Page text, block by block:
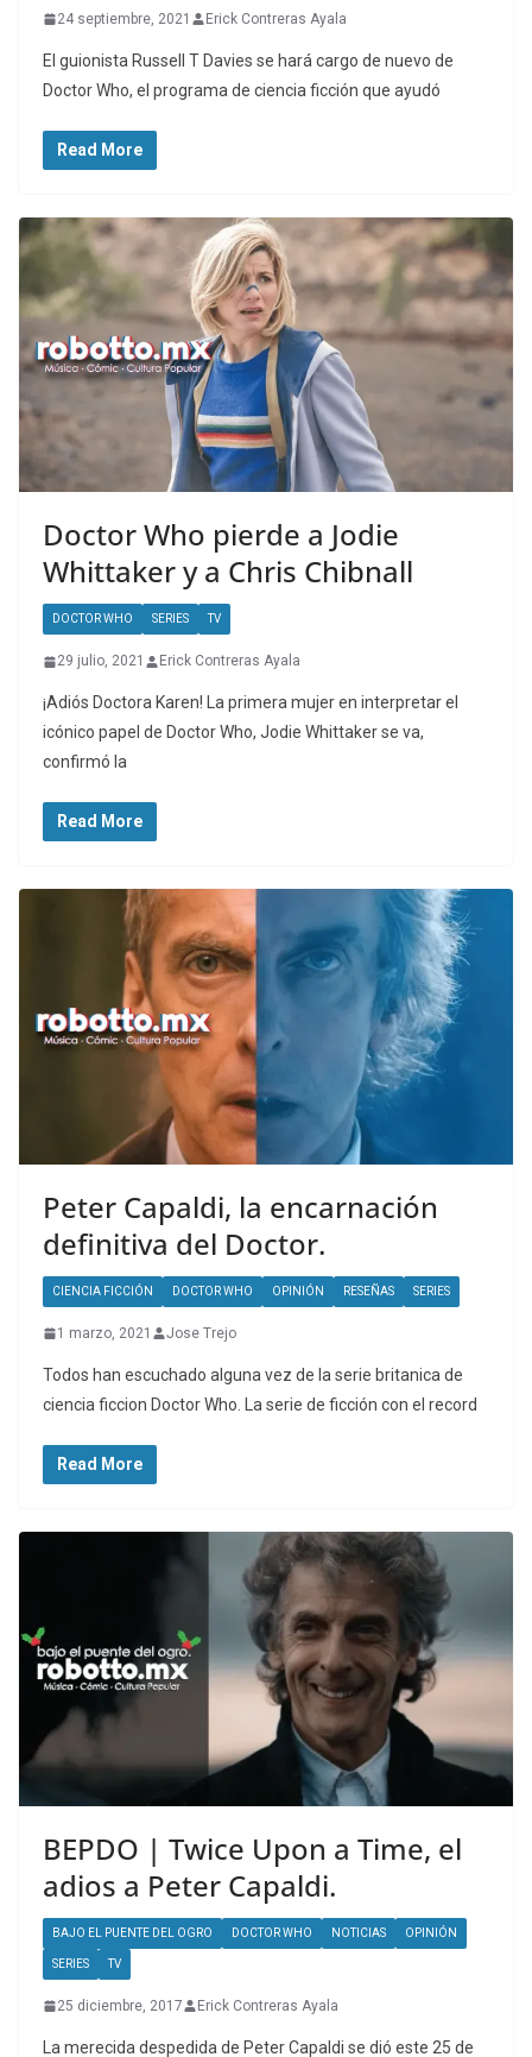
24 septiembre, 2021 Erick Contreras Ayala
El guionista Russell T Davies se hará cargo de nuevo de
Doctor Who, el programa de ciencia ficción que ayudó
Read More
Doctor Who pierde a Jodie
Whittaker y a Chris Chibnall
DOCTOR WHO SERIES TV
29 julio, 2021 Erick Contreras Ayala
¡Adiós Doctora Karen! La primera mujer en interpretar el
icónico papel de Doctor Who, Jodie Whittaker se va,
confirmó la
Read More
Peter Capaldi, la encarnación
definitiva del Doctor.
CIENCIA FICCIÓN DOCTOR WHO OPINIÓN RESEÑAS SERIES
1 marzo, 2021 Jose Trejo
Todos han escuchado alguna vez de la serie britanica de
ciencia ficcion Doctor Who. La serie de ficción con el record
Read More
BEPDO | Twice Upon a Time, el
adios a Peter Capaldi.
BAJO EL PUENTE DEL OGRO DOCTOR WHO NOTICIAS OPINIÓN
SERIES TV
25 diciembre, 2017 Erick Contreras Ayala
La merecida despedida de Peter Capaldi se dió este 25 de